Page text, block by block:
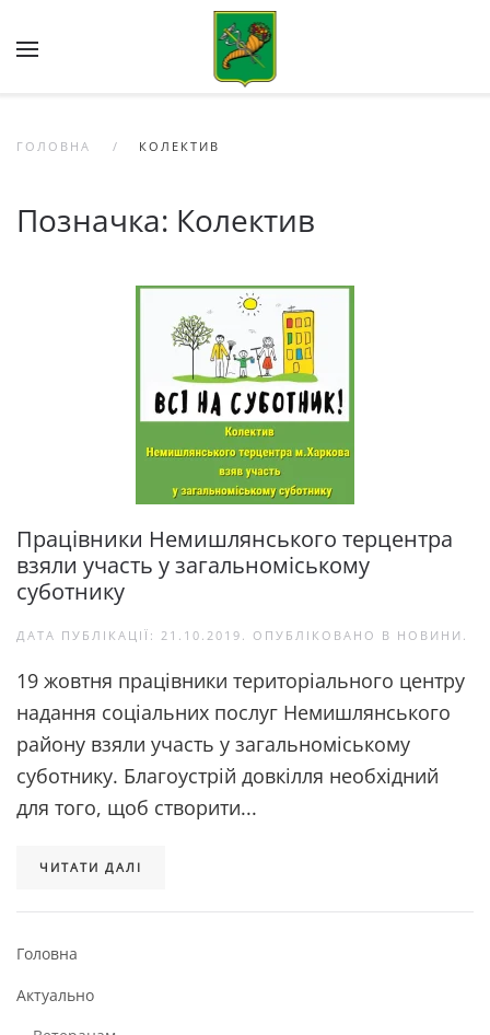
Skip to main content
ГОЛОВНА КОЛЕКТИВ
Позначка: Колектив
Працівники Немишлянського терцентра
взяли участь у загальноміському
суботнику
ДАТА ПУБЛІКАЦІЇ: 21.10.2019 . ОПУБЛІКОВАНО В НОВИНИ .
19 жовтня працівники територіального центру
надання соціальних послуг Немишлянського
району взяли участь у загальноміському
суботнику. Благоустрій довкілля необхідний
для того, щоб створити...
ЧИТАТИ ДАЛІ
Головна
Актуально